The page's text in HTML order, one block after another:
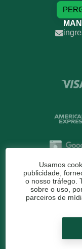
©2026. Associação
Usamos
publicidade,
o nosso tráfego.
sobre o uso,
parceiros de